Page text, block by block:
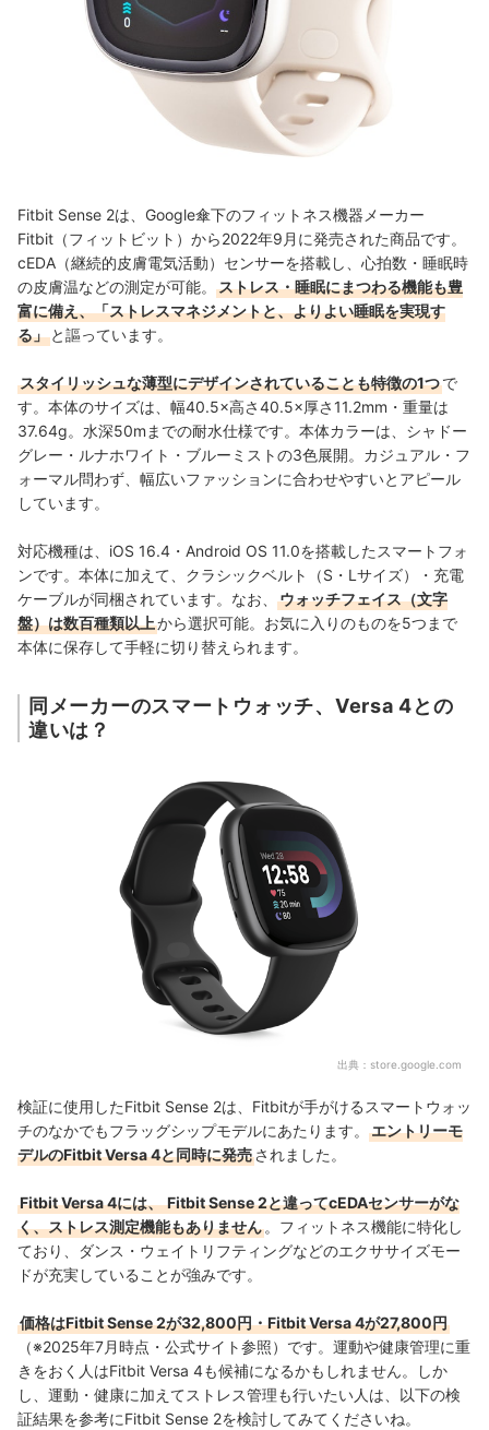
Fitbit Sense 2は、Google傘下のフィットネス機器メーカー
Fitbit（フィットビット）から2022年9月に発売された商品です。
cEDA（継続的皮膚電気活動）センサーを搭載し、心拍数・睡眠時
の皮膚温などの測定が可能。
ストレス・睡眠にまつわる機能も豊
富に備え、「ストレスマネジメントと、よりよい睡眠を実現す
る」 と謳っています。
スタイリッシュな薄型にデザインされていることも特徴の1つで
す。本体のサイズは、幅40.5×高さ40.5×厚さ11.2mm・重量は
37.64g。水深50mまでの耐水仕様です。本体カラーは、シャドー
グレー・ルナホワイト・ブルーミストの3色展開。カジュアル・フ
ォーマル問わず、幅広いファッションに合わせやすいとアピール
しています。
対応機種は、iOS 16.4・Android OS 11.0を搭載したスマートフォ
ンです。本体に加えて、クラシックベルト（S・Lサイズ）・充電
ケーブルが同梱されています。なお、
ウォッチフェイス（文字
盤）は数百種類以上から選択可能。お気に入りのものを5つまで
本体に保存して手軽に切り替えられます。
同メーカーのスマートウォッチ、Versa 4との
違いは？
出典： store.google.com
検証に使用したFitbit Sense 2は、Fitbitが手がけるスマートウォッ
チのなかでもフラッグシップモデルにあたります。
エントリーモ
デルのFitbit Versa 4と同時に発売されました。
Fitbit Versa 4には、 Fitbit Sense 2と違ってcEDAセンサーがな
く、ストレス測定機能もありません 。フィットネス機能に特化し
ており、ダンス・ウェイトリフティングなどのエクササイズモー
ドが充実していることが強みです。
価格はFitbit Sense 2が32,800円・Fitbit Versa 4が27,800円
（※2025年7月時点・公式サイト参照）です。運動や健康管理に重
きをおく人はFitbit Versa 4も候補になるかもしれません。しか
し、運動・健康に加えてストレス管理も行いたい人は、以下の検
証結果を参考にFitbit Sense 2を検討してみてくださいね。